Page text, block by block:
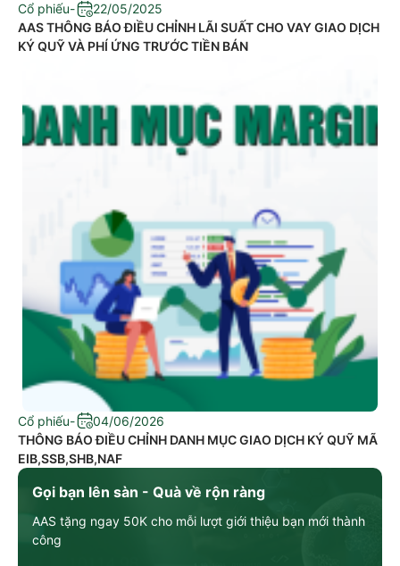
Gọi bạn lên sàn - Quà về rộn ràng
AAS tặng ngay 50K cho mỗi lượt giới thiệu bạn mới thành
công
Cổ phiếu-
22/05/2025
​AAS THÔNG BÁO ĐIỀU CHỈNH LÃI SUẤT CHO VAY GIAO DỊCH
KÝ QUỸ VÀ PHÍ ỨNG TRƯỚC TIỀN BÁN
Cổ phiếu-
04/06/2026
THÔNG BÁO ĐIỀU CHỈNH DANH MỤC GIAO DỊCH KÝ QUỸ MÃ
EIB,SSB,SHB,NAF